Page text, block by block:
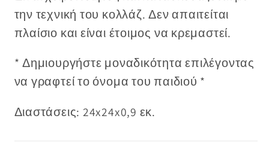
την τεχνική του κολλάζ. Δεν απαιτείται
πλαίσιο και είναι έτοιμος να κρεμαστεί.
* Δημιουργήστε μοναδικότητα επιλέγοντας
να γραφτεί το όνομα του παιδιού *
Διαστάσεις: 24x24x0,9 εκ.